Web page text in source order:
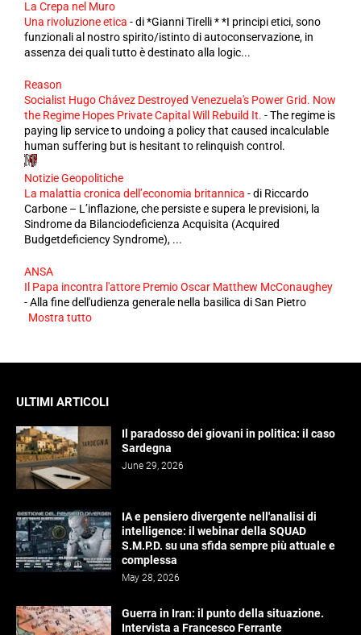
La Crepa nel Muro
Una rivoluzione etica -di *Gianni Tirelli * *I principi etici, sono
funzionali al nostro spirito/istinto di autoconservazione, in
assenza dei quali tutto è destinato alla logic...
Reason
Socialist Hugo Chávez Destroyed Venezuela's Power Grid. Now
the Regime Hopes Private Capital Will Rebuild It. -The regime is
paying lip service to undoing a policy that caused incalculable
human suffering but is hesitant to relinquish control.
Notizie Geopolitiche
La malattia cronica dell’economia britannica -di Riccardo
Carbone – L’inflazione, che persiste e supera le previsioni, la
Sindrome da Bilanciodeficienza Acquisita (Acquired
Budgetdeficiency Syndrome), ...
ANSA
Il Papa incontra l'attore Premio Oscar Matthew McConaughey
-Alla fine dell'udienza generale nella basilica di San Pietro
Mostra tutto
ULTIMI ARTICOLI
Il paradosso dei giovani in politica: il caso
Sardegna
June 29, 2026
IA e pensiero divergente nell'analisi di
intelligence: il webinar della SQUAD
S.M.P.D. su una sfida sempre più attuale e
complessa
May 28, 2026
Guerra in Iran: il punto della situazione.
Intervista a Francesco Ferrante